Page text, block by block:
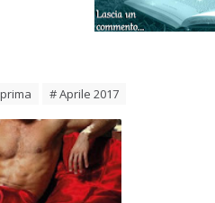
# Aprile 2017